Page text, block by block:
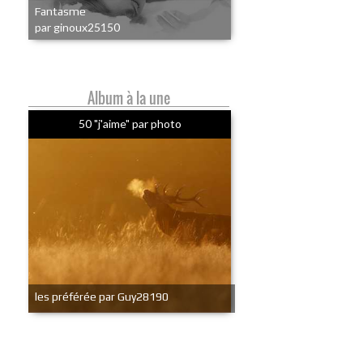
Fantasme
par ginoux25150
Album à la une
50 "j'aime" par photo
les préférée par Guy28190